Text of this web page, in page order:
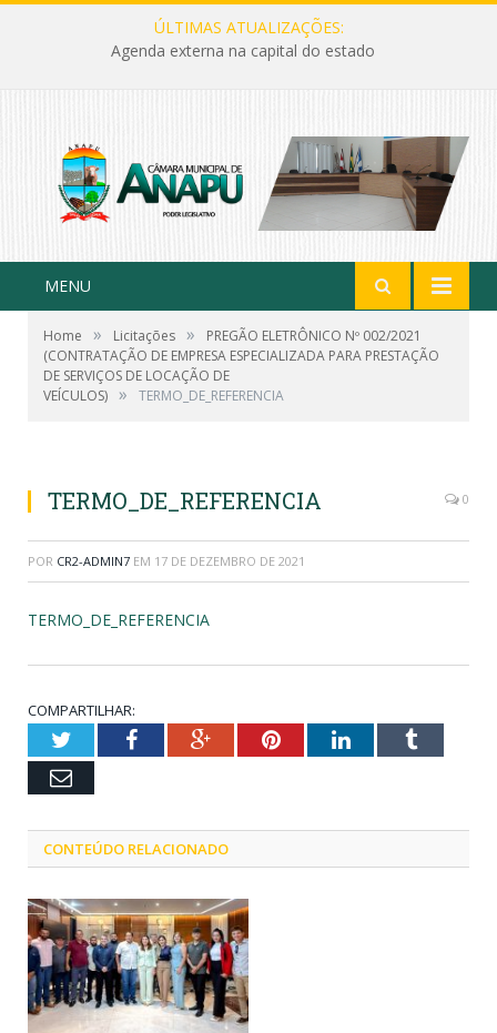
ÚLTIMAS ATUALIZAÇÕES:
Agenda externa na capital do estado
MENU
Home » Licitações »
PREGÃO ELETRÔNICO Nº 002/2021
(CONTRATAÇÃO DE EMPRESA ESPECIALIZADA PARA PRESTAÇÃO
DE SERVIÇOS DE LOCAÇÃO DE
VEÍCULOS) » TERMO_DE_REFERENCIA
TERMO_DE_REFERENCIA 0
POR CR2-ADMIN7 EM 17 DE DEZEMBRO DE 2021
TERMO_DE_REFERENCIA
COMPARTILHAR:
TwitterFacebookGoogle+PinterestLinkedInTumblr
Email
CONTEÚDO RELACIONADO